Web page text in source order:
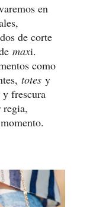
en
de corte
maxi.
como
totes y
frescura